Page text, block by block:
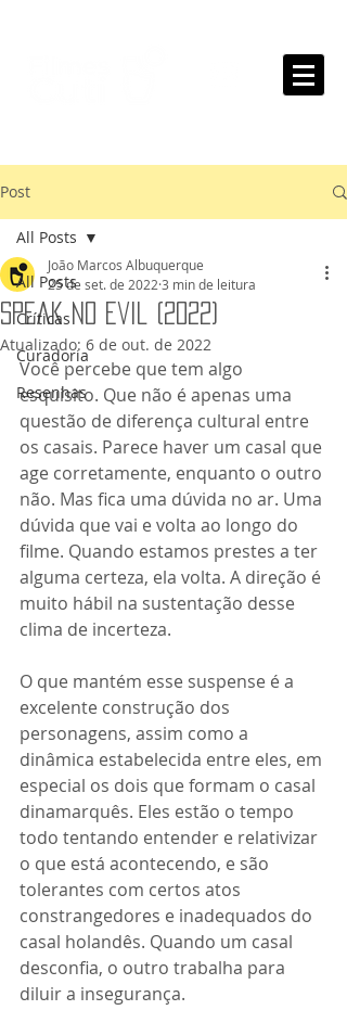
Post
All Posts
Críticas
Curadoria
Resenhas
All Posts
Speak No Evil (2022)
João Marcos Albuquerque
25 de set. de 2022 3 min de leitura
Atualizado: 6 de out. de 2022
Você percebe que tem algo
esquisito. Que não é apenas uma
questão de diferença cultural entre
os casais. Parece haver um casal que
age corretamente, enquanto o outro
não. Mas fica uma dúvida no ar. Uma
dúvida que vai e volta ao longo do
filme. Quando estamos prestes a ter
alguma certeza, ela volta. A direção é
muito hábil na sustentação desse
clima de incerteza.
O que mantém esse suspense é a
excelente construção dos
personagens, assim como a
dinâmica estabelecida entre eles, em
especial os dois que formam o casal
dinamarquês. Eles estão o tempo
todo tentando entender e relativizar
o que está acontecendo, e são
tolerantes com certos atos
constrangedores e inadequados do
casal holandês. Quando um casal
desconfia, o outro trabalha para
diluir a insegurança.